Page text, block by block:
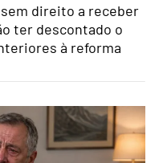
direito a receber
ter descontado o
à reforma